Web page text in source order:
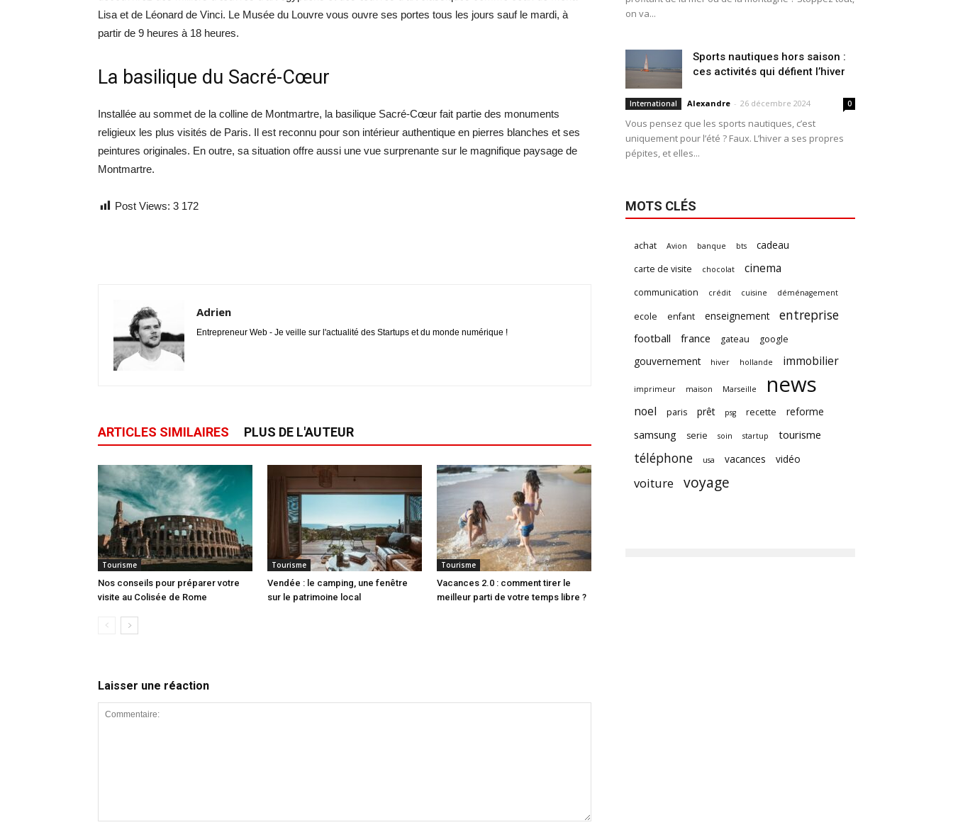
Lisa et de Léonard de Vinci. Le Musée du Louvre vous ouvre ses portes tous les jours sauf le mardi, à
partir de 9 heures à 18 heures.
La basilique du Sacré-Cœur
Installée au sommet de la colline de Montmartre, la basilique Sacré-Cœur fait partie des monuments
religieux les plus visités de Paris. Il est reconnu pour son intérieur authentique en pierres blanches et ses
peintures originales. En outre, sa situation offre aussi une vue surprenante sur le magnifique paysage de
Montmartre.
Post Views: 3 172
Adrien
Entrepreneur Web - Je veille sur l'actualité des Startups et du monde numérique !
ARTICLES SIMILAIRES PLUS DE L'AUTEUR
Tourisme
Nos conseils pour préparer votre
visite au Colisée de Rome
Tourisme
Vendée : le camping, une fenêtre
sur le patrimoine local
Tourisme
Vacances 2.0 : comment tirer le
meilleur parti de votre temps libre ?
Laisser une réaction
on va...
Sports nautiques hors saison :
ces activités qui défient l’hiver
International Alexandre - 26 décembre 2024 0
Vous pensez que les sports nautiques, c’est
uniquement pour l’été ? Faux. L’hiver a ses propres
pépites, et elles...
MOTS CLÉS
achat Avion banque bts cadeau
carte de visite chocolat cinema
communication crédit cuisine déménagement
ecole enfant enseignement entreprise
football france gateau google
gouvernement hiver hollande immobilier
imprimeur maison Marseille news
noel paris prêt psg recette reforme
samsung serie soin startup tourisme
téléphone usa vacances vidéo
voiture voyage